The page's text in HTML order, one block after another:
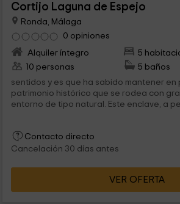
Cortijo Laguna de Espejo
Ronda, Málaga
0 opiniones
Alquiler íntegro
5
10 personas
5 baños
sentidos y es que ha sabido mantener en
patrimonio histórico que se rodea con
entorno de tipo natural. Este enclave, a
Contacto directo
Cancelación 30 días antes
VER OFERTA